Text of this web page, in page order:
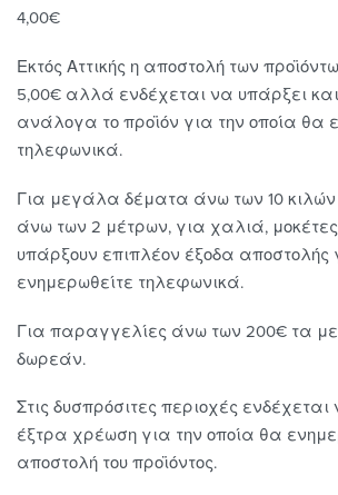
4,00€
Εκτός Αττικής η αποστολή των
5,00€ αλλά ενδέχεται να υπάρξει
ανάλογα το προϊόν για την οποία θα
τηλεφωνικά.
Για μεγάλα δέματα άνω των 10
άνω των 2 μέτρων, για χαλιά,
υπάρξουν επιπλέον έξοδα αποστολής
ενημερωθείτε τηλεφωνικά.
Για παραγγελίες άνω των 200€ τα
δωρεάν.
Στις δυσπρόσιτες περιοχές
έξτρα χρέωση για την οποία θα
αποστολή του προϊόντος.